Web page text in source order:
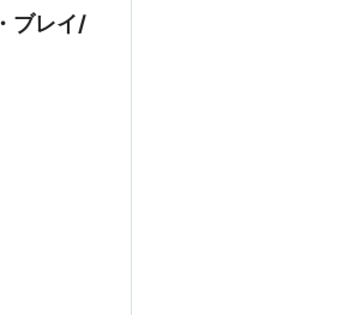
ブレイ/